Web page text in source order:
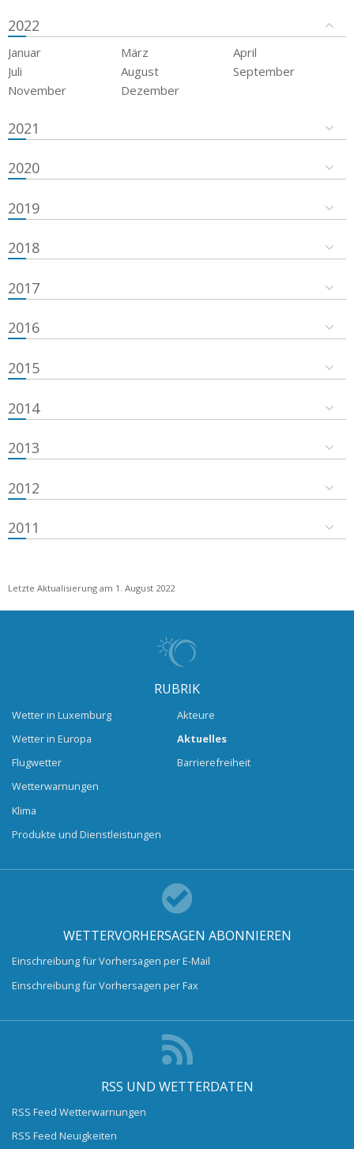
2022
Januar März
April
Juli
August
September
November
Dezember
2021
2020
2019
2018
2017
2016
2015
2014
2013
2012
2011
Letzte Aktualisierung am 1. August 2022
RUBRIK
Wetter in Luxemburg
Wetter in Europa
Flugwetter
Wetterwarnungen
Klima
Produkte und Dienstleistungen
Akteure
Aktuelles
Barrierefreiheit
WETTERVORHERSAGEN ABONNIEREN
Einschreibung für Vorhersagen per E-Mail
Einschreibung für Vorhersagen per Fax
RSS UND WETTERDATEN
RSS Feed Wetterwarnungen
RSS Feed Neuigkeiten